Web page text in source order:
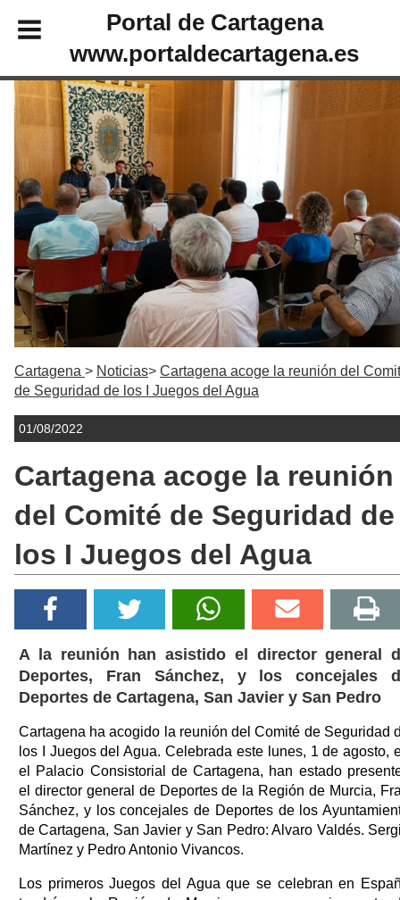
Portal de Cartagena
www.portaldecartagena.es
Cartagena Noticias
Cartagena acoge la reunión del
de Seguridad de los I Juegos del Agua
01/08/2022
Cartagena acoge la reunión
del Comité de Seguridad de
los I Juegos del Agua
A la reunión han asistido el director general
Deportes, Fran Sánchez, y los concejales
Deportes de Cartagena, San Javier y San Pedro
Cartagena ha acogido la reunión del Comité de Seguridad
los I Juegos del Agua. Celebrada este lunes, 1 de agosto,
el Palacio Consistorial de Cartagena, han estado
el director general de Deportes de la Región de Murcia,
Sánchez, y los concejales de Deportes de los
de Cartagena, San Javier y San Pedro: Alvaro Valdés.
Martínez y Pedro Antonio Vivancos.
Los primeros Juegos del Agua que se celebran en